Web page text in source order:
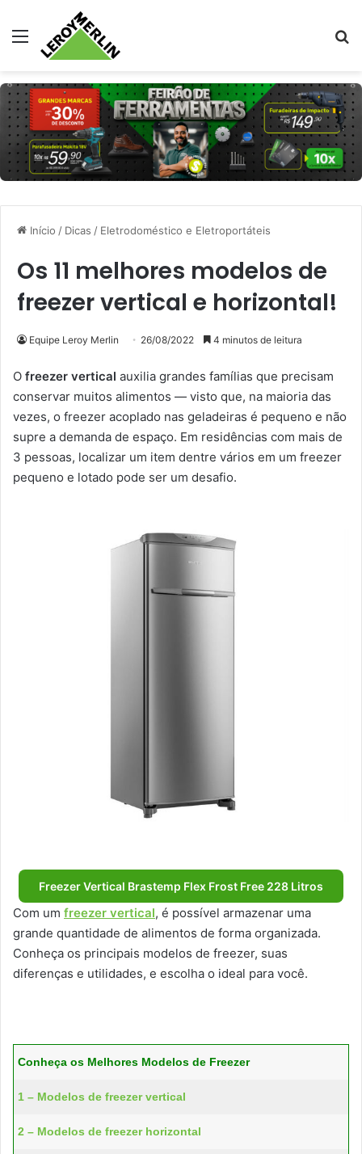
Menu
Início / Dicas / Eletrodoméstico e Eletroportáteis
Os 11 melhores modelos de
freezer vertical e horizontal!
Equipe Leroy Merlin 26/08/2022 4 minutos de leitura
O freezer vertical auxilia grandes famílias que precisam
conservar muitos alimentos — visto que, na maioria das
vezes, o freezer acoplado nas geladeiras é pequeno e não
supre a demanda de espaço. Em residências com mais de
3 pessoas, localizar um item dentre vários em um freezer
pequeno e lotado pode ser um desafio.
Freezer Vertical Brastemp Flex Frost Free 228 Litros
Com um freezer vertical, é possível armazenar uma
grande quantidade de alimentos de forma organizada.
Conheça os principais modelos de freezer, suas
diferenças e utilidades, e escolha o ideal para você.
Conheça os Melhores Modelos de Freezer
1 – Modelos de freezer vertical
2 – Modelos de freezer horizontal